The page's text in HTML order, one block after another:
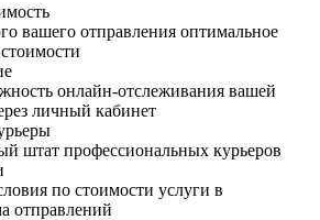
вашего отправления оптимальное
онлайн-отслеживания вашей
личный кабинет
штат профессиональных курьеров
по стоимости услуги в
отправлений